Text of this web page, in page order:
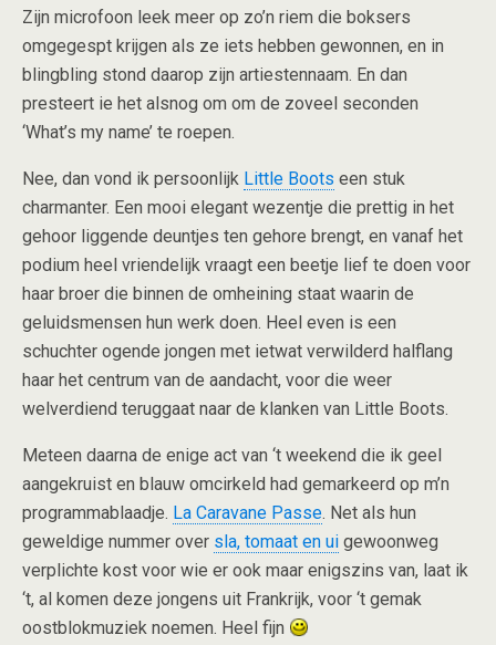
Zijn microfoon leek meer op zo’n riem die boksers
omgegespt krijgen als ze iets hebben gewonnen, en in
blingbling stond daarop zijn artiestennaam. En dan
presteert ie het alsnog om om de zoveel seconden
‘What’s my name’ te roepen.
Nee, dan vond ik persoonlijk Little Boots een stuk
charmanter. Een mooi elegant wezentje die prettig in het
gehoor liggende deuntjes ten gehore brengt, en vanaf het
podium heel vriendelijk vraagt een beetje lief te doen voor
haar broer die binnen de omheining staat waarin de
geluidsmensen hun werk doen. Heel even is een
schuchter ogende jongen met ietwat verwilderd halflang
haar het centrum van de aandacht, voor die weer
welverdiend teruggaat naar de klanken van Little Boots.
Meteen daarna de enige act van ‘t weekend die ik geel
aangekruist en blauw omcirkeld had gemarkeerd op m’n
programmablaadje. La Caravane Passe. Net als hun
geweldige nummer over sla, tomaat en ui gewoonweg
verplichte kost voor wie er ook maar enigszins van, laat ik
‘t, al komen deze jongens uit Frankrijk, voor ‘t gemak
oostblokmuziek noemen. Heel fijn